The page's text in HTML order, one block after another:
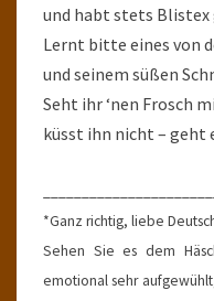
und habt stets
Lernt bitte eines von
und seinem süßen
Seht ihr ‘nen Frosch
küsst ihn nicht – geht
*Ganz richtig, liebe
Sehen Sie es dem
emotional sehr